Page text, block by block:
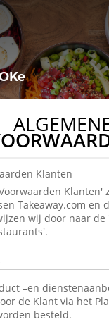
Klanten
Klanten'
Takeaway.com en
wij door naar de
–en
de Klant via het
besteld.